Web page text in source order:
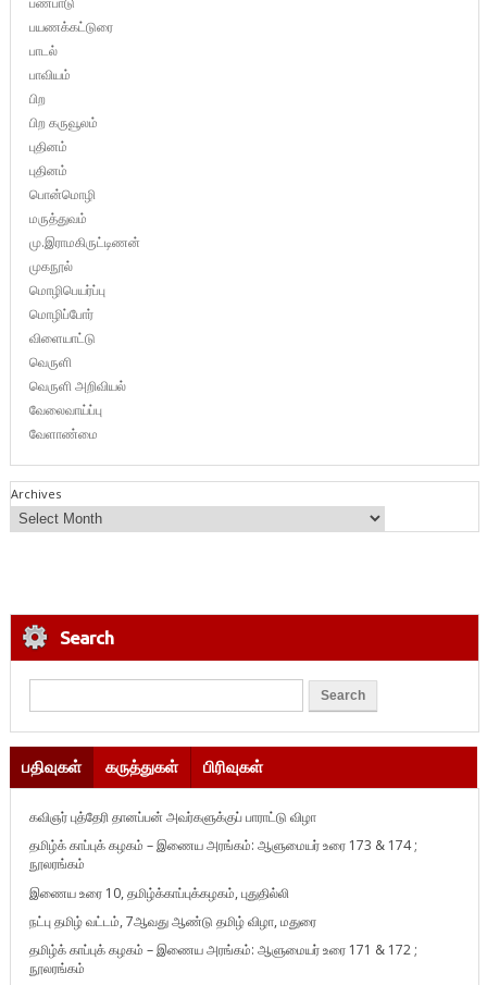
பயணக்கட்டுரை
பாடல்
பாவியம்
பிற
பிற கருவூலம்
புதினம்
புதினம்
பொன்மொழி
மருத்துவம்
மு.இராமகிருட்டிணன்
முகநூல்
மொழிபெயர்ப்பு
மொழிப்போர்
விளையாட்டு
வெருளி
வெருளி அறிவியல்
வேலைவாய்ப்பு
வேளாண்மை
Archives
Search
பதிவுகள் கருத்துகள் பிரிவுகள்
கவிஞர் புத்தேரி தானப்பன் அவர்களுக்குப் பாராட்டு விழா
தமிழ்க் காப்புக் கழகம் – இணைய அரங்கம்: ஆளுமையர் உரை 173 & 174 ;
நூலரங்கம்
இணைய உரை 10, தமிழ்க்காப்புக்கழகம், புதுதில்லி
நட்பு தமிழ் வட்டம், 7ஆவது ஆண்டு தமிழ் விழா, மதுரை
தமிழ்க் காப்புக் கழகம் – இணைய அரங்கம்: ஆளுமையர் உரை 171 & 172 ;
நூலரங்கம்